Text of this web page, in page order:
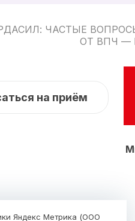
ЧАСТЫЕ
ОТ ВПЧ —
на приём
и цены
Яндекс Метрика (ООО